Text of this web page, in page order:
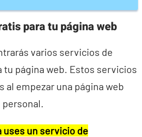
para tu página web
varios servicios de
tu página web. Estos servicios
al empezar una página web
personal.
uses un servicio de